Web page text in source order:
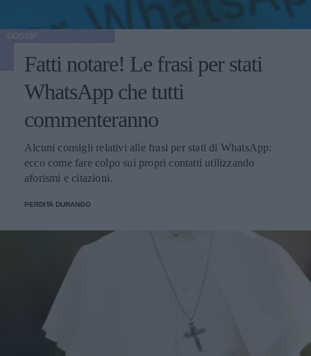
Fatti notare! Le frasi per stati
WhatsApp che tutti
commenteranno
Alcuni consigli relativi alle frasi per stati di WhatsApp:
ecco come fare colpo sui propri contatti utilizzando
aforismi e citazioni.
PERDITA DURANGO